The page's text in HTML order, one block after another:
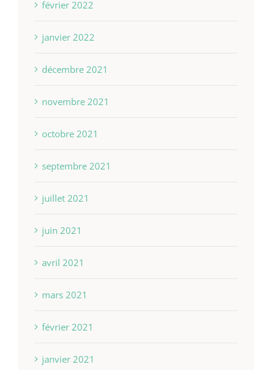
février 2022
janvier 2022
décembre 2021
novembre 2021
octobre 2021
septembre 2021
juillet 2021
juin 2021
avril 2021
mars 2021
février 2021
janvier 2021